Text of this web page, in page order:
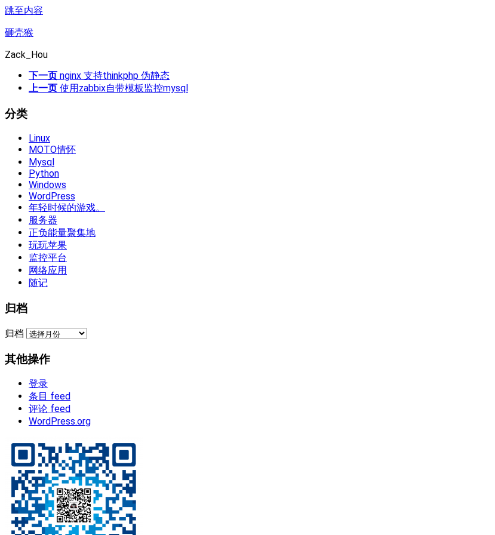
跳至内容
砸壳猴
Zack_Hou
下一页 nginx 支持thinkphp 伪静态
上一页 使用zabbix自带模板监控mysql
分类
Linux
MOTO情怀
Mysql
Python
Windows
WordPress
年轻时候的游戏。
服务器
正负能量聚集地
玩玩苹果
监控平台
网络应用
随记
归档
归档
其他操作
登录
条目 feed
评论 feed
WordPress.org